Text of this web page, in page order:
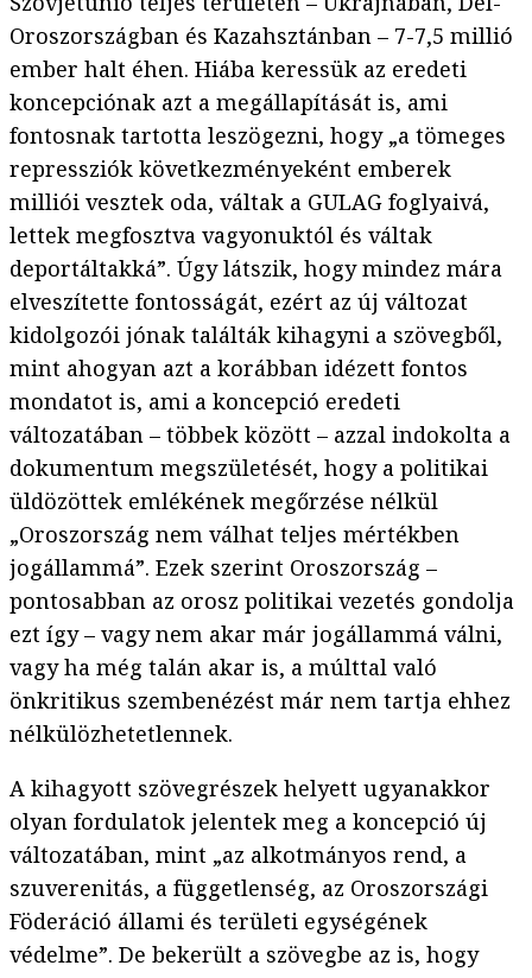
Oroszországban és Kazahsztánban – 7-7,5 millió
ember halt éhen. Hiába keressük az eredeti
koncepciónak azt a megállapítását is, ami
fontosnak tartotta leszögezni, hogy „a tömeges
repressziók következményeként emberek
milliói vesztek oda, váltak a GULAG foglyaivá,
lettek megfosztva vagyonuktól és váltak
deportáltakká”. Úgy látszik, hogy mindez mára
elveszítette fontosságát, ezért az új változat
kidolgozói jónak találták kihagyni a szövegből,
mint ahogyan azt a korábban idézett fontos
mondatot is, ami a koncepció eredeti
változatában – többek között – azzal indokolta a
dokumentum megszületését, hogy a politikai
üldözöttek emlékének megőrzése nélkül
„Oroszország nem válhat teljes mértékben
jogállammá”. Ezek szerint Oroszország –
pontosabban az orosz politikai vezetés gondolja
ezt így – vagy nem akar már jogállammá válni,
vagy ha még talán akar is, a múlttal való
önkritikus szembenézést már nem tartja ehhez
nélkülözhetetlennek.
A kihagyott szövegrészek helyett ugyanakkor
olyan fordulatok jelentek meg a koncepció új
változatában, mint „az alkotmányos rend, a
szuverenitás, a függetlenség, az Oroszországi
Föderáció állami és területi egységének
védelme”. De bekerült a szövegbe az is, hogy